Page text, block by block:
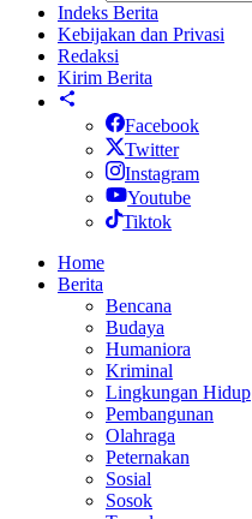
Indeks Berita
Kebijakan dan Privasi
Redaksi
Kirim Berita
Facebook
Twitter
Instagram
Youtube
Tiktok
Home
Berita
Bencana
Budaya
Humaniora
Kriminal
Lingkungan Hidup
Pembangunan
Olahraga
Peternakan
Sosial
Sosok